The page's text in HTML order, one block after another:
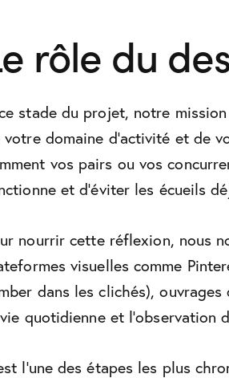
rôle du
stade du projet, notre
votre domaine d’activité et de
vos pairs ou vos
et d’éviter les écueils
nourrir cette réflexion, nous
visuelles comme
dans les clichés),
quotidienne et l’observation
l’une des étapes les plus